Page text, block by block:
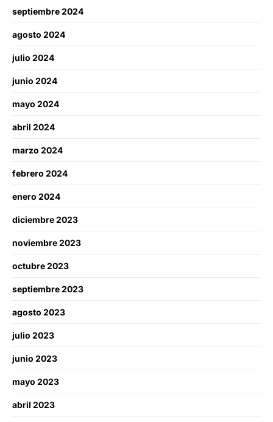
septiembre 2024
agosto 2024
julio 2024
junio 2024
mayo 2024
abril 2024
marzo 2024
febrero 2024
enero 2024
diciembre 2023
noviembre 2023
octubre 2023
septiembre 2023
agosto 2023
julio 2023
junio 2023
mayo 2023
abril 2023